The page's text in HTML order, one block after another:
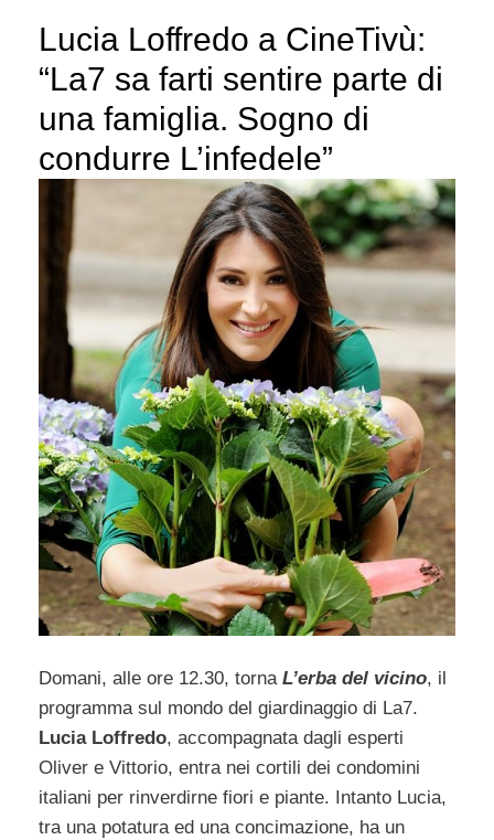
Lucia Loffredo a CineTivù:
“La7 sa farti sentire parte di
una famiglia. Sogno di
condurre L’infedele”
Domani, alle ore 12.30, torna L’erba del vicino, il
programma sul mondo del giardinaggio di La7.
Lucia Loffredo, accompagnata dagli esperti
Oliver e Vittorio, entra nei cortili dei condomini
italiani per rinverdirne fiori e piante. Intanto Lucia,
tra una potatura ed una concimazione, ha un